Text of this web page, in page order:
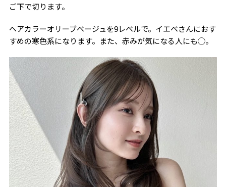
ご下で切ります。
ヘアカラーオリーブベージュを9レベルで。イエベさんにおす
すめの寒色系になります。また、赤みが気になる人にも◯。